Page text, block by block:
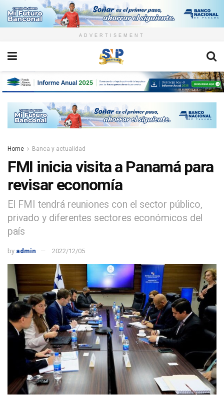
ADVERTISEMENT
Home Banca y actualidad
FMI inicia visita a Panamá para
revisar economía
El FMI tendrá reuniones con el sector público,
privado y diferentes sectores económicos del
país
by admin 2022/12/05